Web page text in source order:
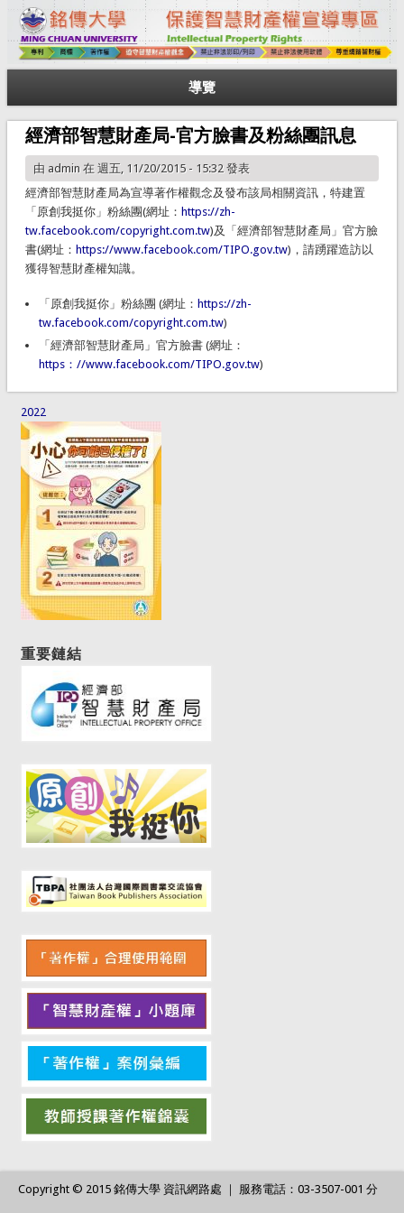
導覽
經濟部智慧財產局-官方臉書及粉絲團訊息
由 admin在 週五, 11/20/2015 - 15:32 發表
經濟部智慧財產局為宣導著作權觀念及發布該局相關資訊，特建置
「原創我挺你」粉絲團(網址： https://zh-
tw.facebook.com/copyright.com.tw)及「經濟部智慧財產局」官方臉
書(網址： https://www.facebook.com/TIPO.gov.tw)，請踴躍造訪以
獲得智慧財產權知識。
「原創我挺你」粉絲團 (網址： https://zh-
tw.facebook.com/copyright.com.tw)
「經濟部智慧財產局」官方臉書 (網址：
https：//www.facebook.com/TIPO.gov.tw)
2022
重要鏈結
Copyright © 2015 銘傳大學 資訊網路處 ｜ 服務電話：03-3507-001 分